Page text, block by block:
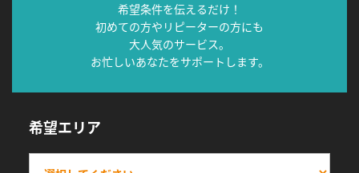
希望条件を伝えるだけ！
初めての方やリピーターの方にも
大人気のサービス。
お忙しいあなたをサポートします。
希望エリア